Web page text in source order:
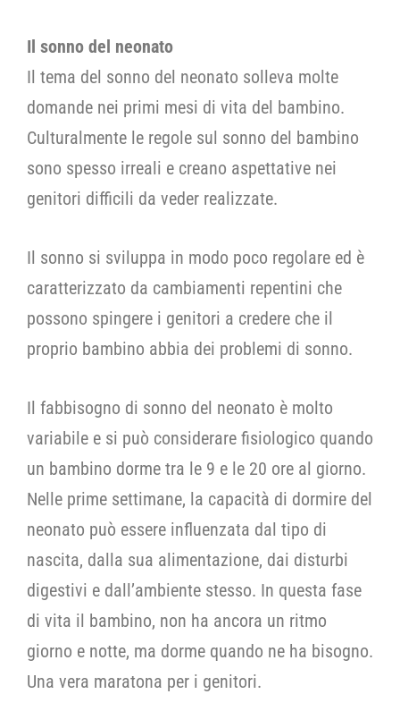
Il sonno del neonato
Il tema del sonno del neonato solleva molte
domande nei primi mesi di vita del bambino.
Culturalmente le regole sul sonno del bambino
sono spesso irreali e creano aspettative nei
genitori difficili da veder realizzate.
Il sonno si sviluppa in modo poco regolare ed è
caratterizzato da cambiamenti repentini che
possono spingere i genitori a credere che il
proprio bambino abbia dei problemi di sonno.
Il fabbisogno di sonno del neonato è molto
variabile e si può considerare fisiologico quando
un bambino dorme tra le 9 e le 20 ore al giorno.
Nelle prime settimane, la capacità di dormire del
neonato può essere influenzata dal tipo di
nascita, dalla sua alimentazione, dai disturbi
digestivi e dall’ambiente stesso. In questa fase
di vita il bambino, non ha ancora un ritmo
giorno e notte, ma dorme quando ne ha bisogno.
Una vera maratona per i genitori.